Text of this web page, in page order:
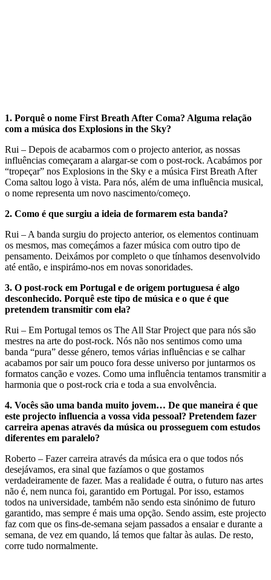
1. Porquê o nome First Breath After Coma? Alguma relação
com a música dos Explosions in the Sky?
Rui – Depois de acabarmos com o projecto anterior, as nossas
influências começaram a alargar-se com o post-rock. Acabámos por
“tropeçar” nos Explosions in the Sky e a música First Breath After
Coma saltou logo à vista. Para nós, além de uma influência musical,
o nome representa um novo nascimento/começo.
2. Como é que surgiu a ideia de formarem esta banda?
Rui – A banda surgiu do projecto anterior, os elementos continuam
os mesmos, mas começámos a fazer música com outro tipo de
pensamento. Deixámos por completo o que tínhamos desenvolvido
até então, e inspirámo-nos em novas sonoridades.
3. O post-rock em Portugal e de origem portuguesa é algo
desconhecido. Porquê este tipo de música e o que é que
pretendem transmitir com ela?
Rui – Em Portugal temos os The All Star Project que para nós são
mestres na arte do post-rock. Nós não nos sentimos como uma
banda “pura” desse género, temos várias influências e se calhar
acabamos por sair um pouco fora desse universo por juntarmos os
formatos canção e vozes. Como uma influência tentamos transmitir a
harmonia que o post-rock cria e toda a sua envolvência.
4. Vocês são uma banda muito jovem… De que maneira é que
este projecto influencia a vossa vida pessoal? Pretendem fazer
carreira apenas através da música ou prosseguem com estudos
diferentes em paralelo?
Roberto – Fazer carreira através da música era o que todos nós
desejávamos, era sinal que fazíamos o que gostamos
verdadeiramente de fazer. Mas a realidade é outra, o futuro nas artes
não é, nem nunca foi, garantido em Portugal. Por isso, estamos
todos na universidade, também não sendo esta sinónimo de futuro
garantido, mas sempre é mais uma opção. Sendo assim, este projecto
faz com que os fins-de-semana sejam passados a ensaiar e durante a
semana, de vez em quando, lá temos que faltar às aulas. De resto,
corre tudo normalmente.